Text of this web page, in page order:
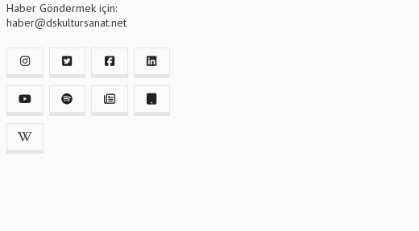
Haber Göndermek için:
haber@dskultursanat.net